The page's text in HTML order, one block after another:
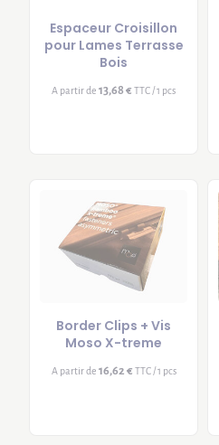
Espaceur Croisillon
pour Lames Terrasse
Bois
A partir de13,68 € TTC / 1 pcs
Border Clips + Vis
Moso X-treme
A partir de 16,62 € TTC / 1 pcs